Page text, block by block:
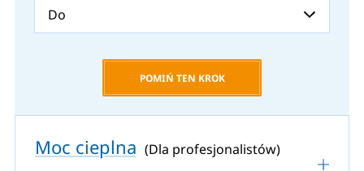
POMIŃ TEN KROK
Moc cieplna (Dla profesjonalistów)